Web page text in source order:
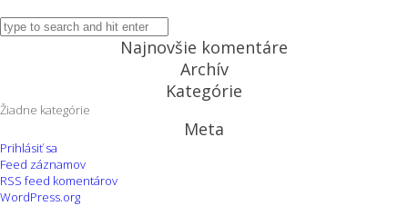
Najnovšie komentáre
Archív
Kategórie
Žiadne kategórie
Meta
Prihlásiť sa
Feed záznamov
RSS feed komentárov
WordPress.org